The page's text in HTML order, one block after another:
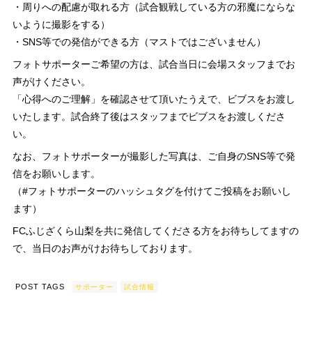
・周りへの配慮が取れる方（試合観戦している方の邪魔にならな
いように撮影をする）
・SNS等での発信ができる方（マストではございません）
フォトサポーターご希望の方は、試合当日に会場スタッフまでお
声がけください。
「心得へのご理解」を確認させて頂いたうえで、ビブスをお渡し
いたします。試合終了後はスタッフまでビブスをお渡しくださ
い。
なお、フォトサポーターが撮影した写真は、ご自身のSNS等で発
信をお願いします。
（#フォトサポーターのハッシュタグを付けてご投稿をお願いし
ます）
FCふじざくら山梨を共に発信してくださる方をお待ちしてますの
で、当日のお声がけお待ちしております。
POST TAGS サポーター 試合情報